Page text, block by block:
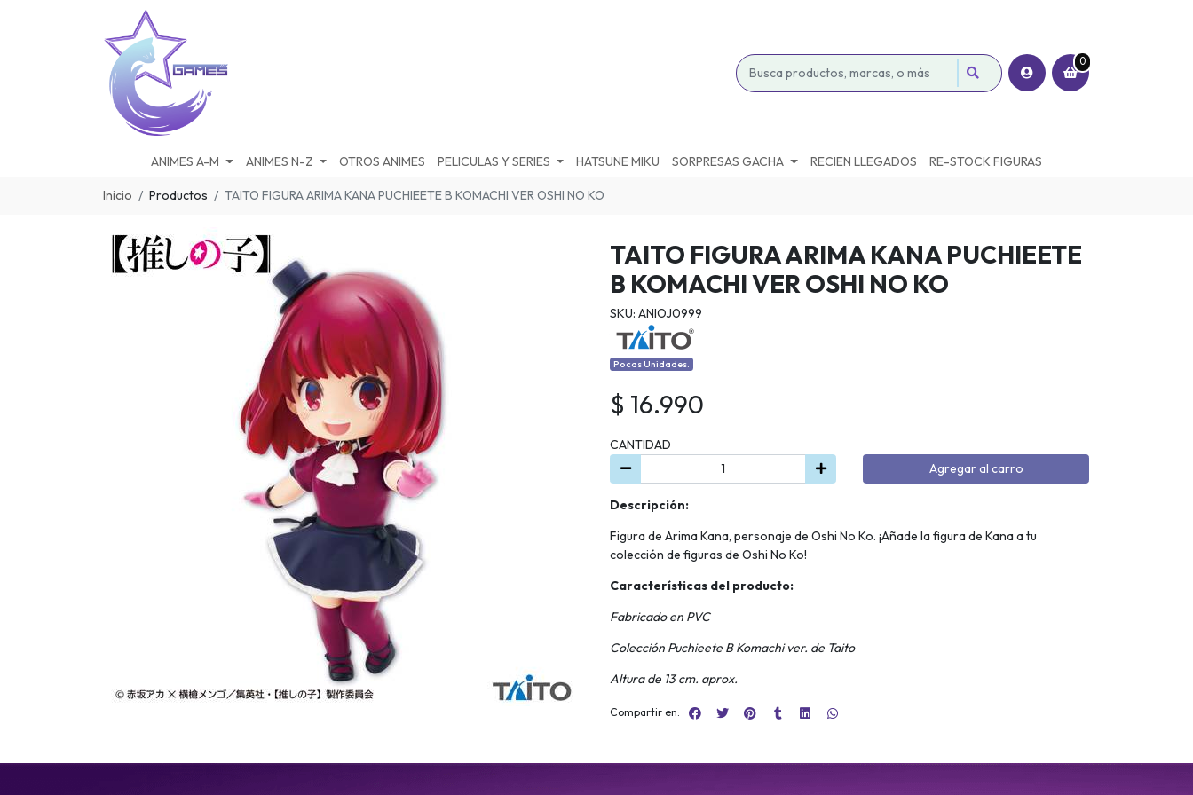
0
ANIMES A-M ANIMES N-Z OTROS ANIMES PELICULAS Y SERIES HATSUNE MIKU SORPRESAS GACHA RECIEN LLEGADOS RE-STOCK FIGURAS
Inicio Productos TAITO FIGURA ARIMA KANA PUCHIEETE B KOMACHI VER OSHI NO KO
TAITO FIGURA ARIMA KANA PUCHIEETE
B KOMACHI VER OSHI NO KO
SKU: ANIOJ0999
Pocas Unidades.
$ 16.990
CANTIDAD
Agregar al carro
Descripción:
Figura de Arima Kana, personaje de Oshi No Ko. ¡Añade la figura de Kana a tu
colección de figuras de Oshi No Ko!
Características del producto:
Fabricado en PVC
Colección Puchieete B Komachi ver. de Taito
Altura de 13 cm. aprox.
Compartir en: